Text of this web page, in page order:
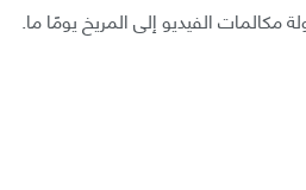
الفيديو إلى المريخ يومًا ما.